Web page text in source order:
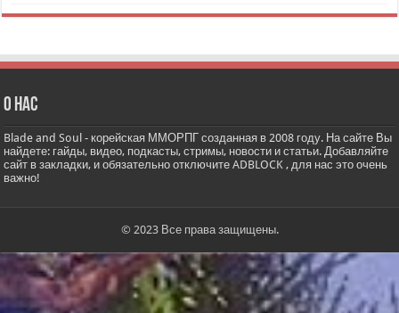
О нас
Blade and Soul - корейская ММОРПГ созданная в 2008 году. На сайте Вы
найдете: гайды, видео, подкасты, стримы, новости и статьи. Добавляйте
сайт в закладки, и обязательно отключите ADBLOCK , для нас это очень
важно!
© 2023 Все права защищены.